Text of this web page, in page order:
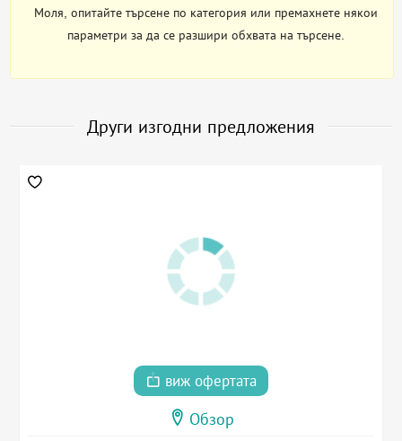
Моля, опитайте търсене по категория или премахнете някои
параметри за да се разшири обхвата на търсене.
Други изгодни предложения
виж офертата
Обзор